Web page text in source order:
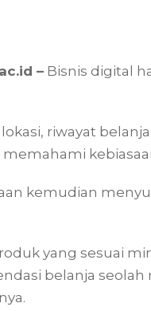
– Bisnis digital
riwayat
kemudian
yang sesuai
belanja